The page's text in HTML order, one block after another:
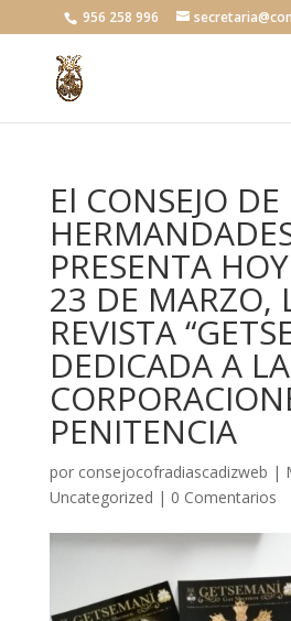
956 258 996
El CONSEJO DE
PRESENTA
23 DE MARZO,
REVISTA
DEDICADA A
PENITENCIA
por consejocofradiascadizweb |
Uncategorized | 0 Comentarios